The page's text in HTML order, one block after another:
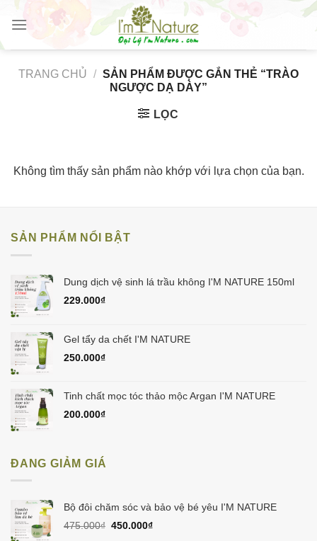
Skip
content
TRANG CHỦ / SẢN PHẨM ĐƯỢC GẮN THẺ “TRÀO
NGƯỢC DẠ DÀY”
LỌC
Không tìm thấy sản phẩm nào khớp với lựa chọn của bạn.
SẢN PHẨM NỔI BẬT
Dung dịch vệ sinh lá trầu không I'M NATURE 150ml
229.000₫
Gel tẩy da chết I'M NATURE
250.000₫
Tinh chất mọc tóc thảo mộc Argan I'M NATURE
200.000₫
ĐANG GIẢM GIÁ
Bộ đôi chăm sóc và bảo vệ bé yêu I'M NATURE
475.000₫ Giá
450.000₫Giá